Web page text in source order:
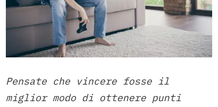
Pensate che vincere fosse il
miglior modo di ottenere punti